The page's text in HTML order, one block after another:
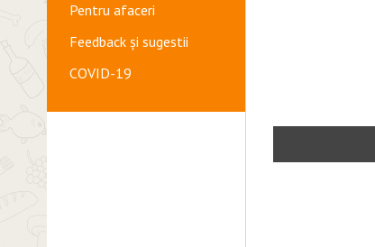
Pentru afaceri
Feedback și sugestii
COVID-19